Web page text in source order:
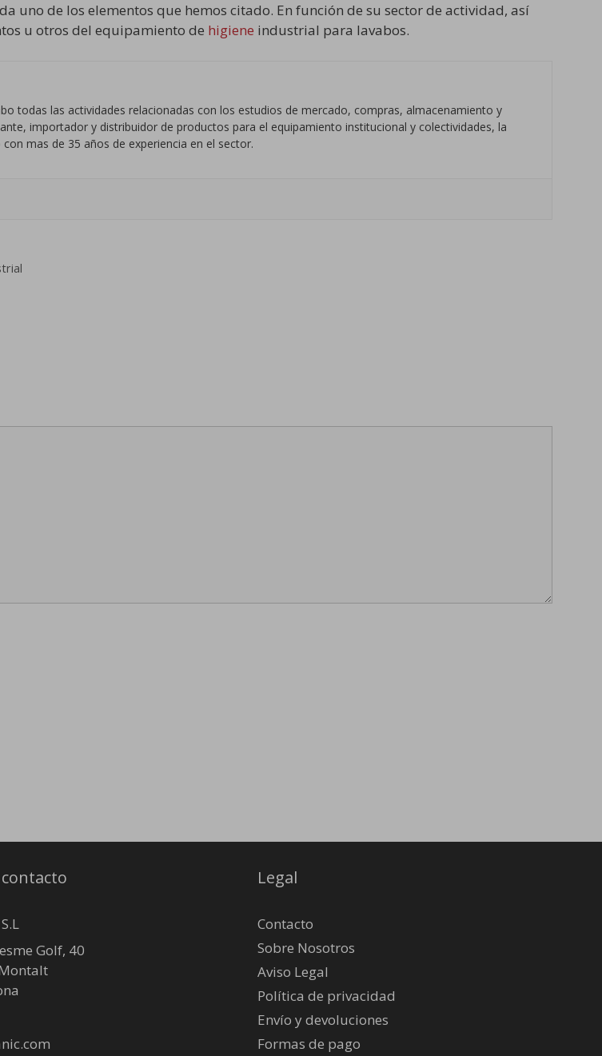
uno de los elementos que hemos citado. En función de su sector de actividad, así
u otros del equipamiento de higiene industrial para lavabos.
todas las actividades relacionadas con los estudios de mercado, compras, almacenamiento y
importador y distribuidor de productos para el equipamiento institucional y colectividades, la
mas de 35 años de experiencia en el sector.
Golf, 40
Legal
Contacto
Sobre Nosotros
Aviso Legal
Política de privacidad
Envío y devoluciones
Formas de pago